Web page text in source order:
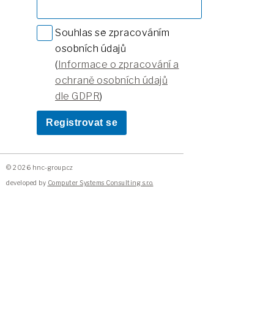
Souhlas se zpracováním
osobních údajů
(Informace o zpracování a
ochraně osobních údajů
dle GDPR)
Registrovat se
© 2026 hnc-group.cz
developed by Computer Systems Consulting s.r.o.